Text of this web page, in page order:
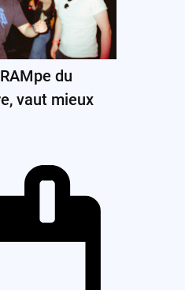
du
vaut mieux